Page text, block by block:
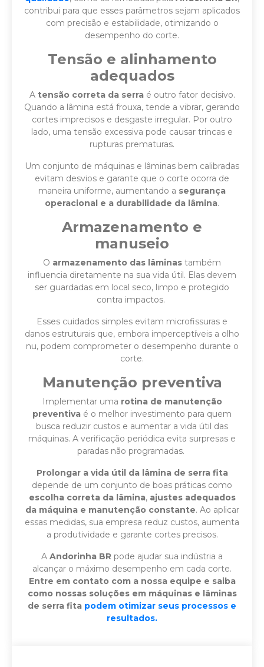
contribui para que esses parâmetros sejam aplicados
com precisão e estabilidade, otimizando o
desempenho do corte.
Tensão e alinhamento
adequados
A tensão correta da serraé outro fator decisivo.
Quando a lâmina está frouxa, tende a vibrar, gerando
cortes imprecisos e desgaste irregular. Por outro
lado, uma tensão excessiva pode causar trincas e
rupturas prematuras.
Um conjunto de máquinas e lâminas bem calibradas
evitam desvios e garante que o corte ocorra de
maneira uniforme, aumentando a segurança
operacional e a durabilidade da lâmina.
Armazenamento e
manuseio
O armazenamento das lâminas também
influencia diretamente na sua vida útil. Elas devem
ser guardadas em local seco, limpo e protegido
contra impactos.
Esses cuidados simples evitam microfissuras e
danos estruturais que, embora imperceptíveis a olho
nu, podem comprometer o desempenho durante o
corte.
Manutenção preventiva
Implementar uma rotina de manutenção
preventiva é o melhor investimento para quem
busca reduzir custos e aumentar a vida útil das
máquinas. A verificação periódica evita surpresas e
paradas não programadas.
Prolongar a vida útil da lâmina de serra fita
depende de um conjunto de boas práticas como
escolha correta da lâmina, ajustes adequados
da máquina e manutenção constante. Ao aplicar
essas medidas, sua empresa reduz custos, aumenta
a produtividade e garante cortes precisos.
A Andorinha BR pode ajudar sua indústria a
alcançar o máximo desempenho em cada corte.
Entre em contato com a nossa equipe e saiba
como nossas soluções em máquinas e lâminas
de serra fita podem otimizar seus processos e
resultados.